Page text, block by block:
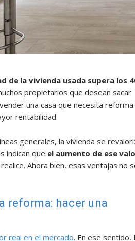
de la vivienda usada supera los
propietarios que desean sacar
una casa que necesita reforma
rentabilidad.
generales, la vivienda se
indican que el aumento de ese
Ahora bien, esas ventajas no
reforma: hacer una
real en el mercado. En ese sentido,